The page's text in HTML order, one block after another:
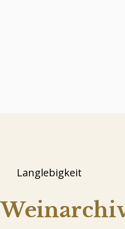
Langlebigkeit